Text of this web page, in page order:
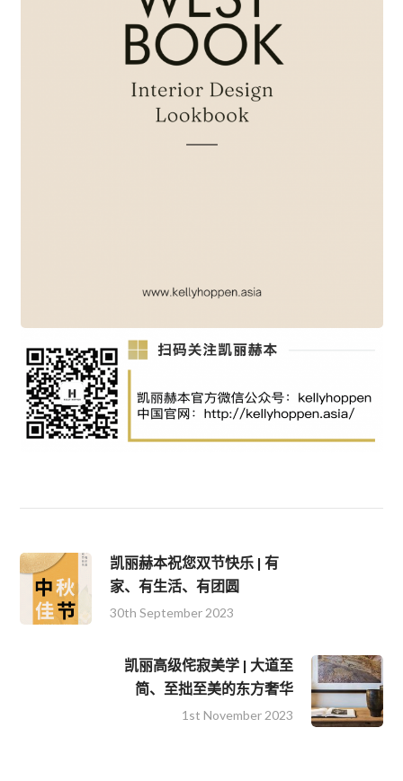
凯丽赫本祝您双节快乐 | 有
家、有生活、有团圆
30th September 2023
凯丽高级侘寂美学 | 大道至
简、至拙至美的东方奢华
1st November 2023